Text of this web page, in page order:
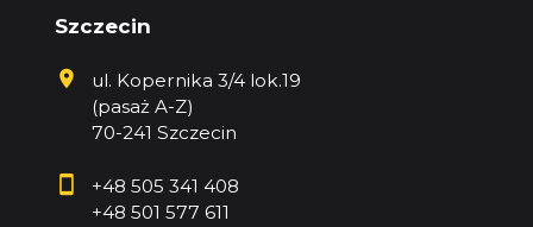
Szczecin
ul. Kopernika 3/4 lok.19
(pasaż A-Z)
70-241 Szczecin
+48 505 341 408
+48 501 577 611